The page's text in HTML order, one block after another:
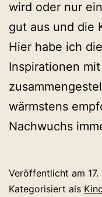
wird oder nur
gut aus und die
Hier habe ich
Inspirationen
wärmstens
Nachwuchs
Veröffentlicht am
Kategorisiert als